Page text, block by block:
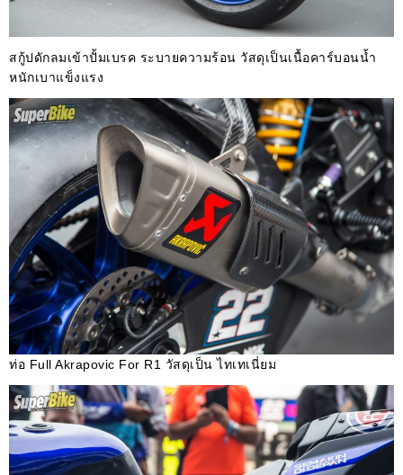
สกู้ปดักลมเข้าปั้มเบรค ระบายความร้อน วัสดุเป็นเนื้อคาร์บอนน้ำ
หนักเบาแข็งแรง
ท่อ Full Akrapovic For R1 วัสดุเป็น ไทเทเนี่ยม